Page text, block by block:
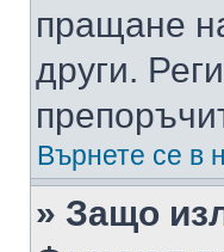
пращане
други.
Върнете се в
» Защо